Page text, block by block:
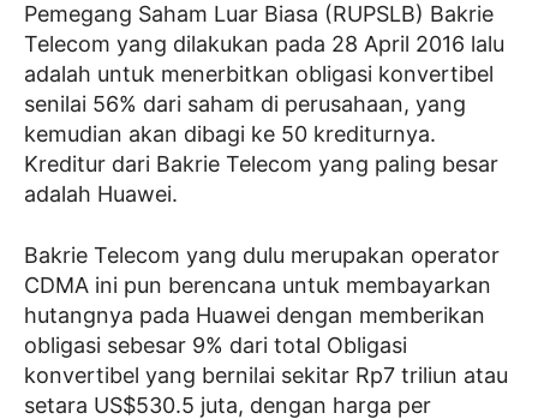
Pemegang Saham Luar Biasa (RUPSLB) Bakrie
Telecom yang dilakukan pada 28 April 2016 lalu
adalah untuk menerbitkan obligasi konvertibel
senilai 56% dari saham di perusahaan, yang
kemudian akan dibagi ke 50 krediturnya.
Kreditur dari Bakrie Telecom yang paling besar
adalah Huawei.
Bakrie Telecom yang dulu merupakan operator
CDMA ini pun berencana untuk membayarkan
hutangnya pada Huawei dengan memberikan
obligasi sebesar 9% dari total Obligasi
konvertibel yang bernilai sekitar Rp7 triliun atau
setara US$530.5 juta, dengan harga per